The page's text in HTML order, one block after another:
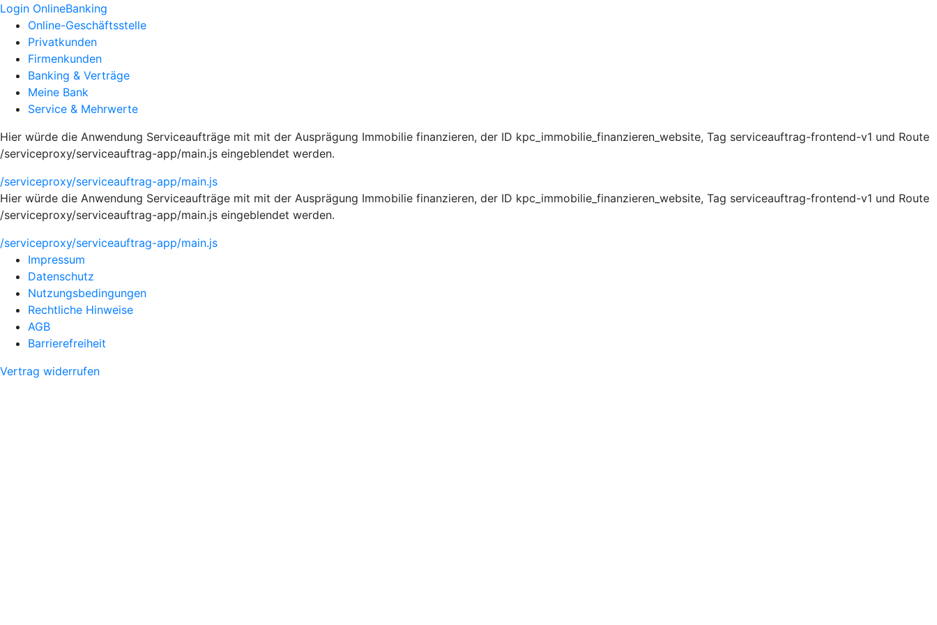
Login OnlineBanking
Online-Geschäftsstelle
Privatkunden
Firmenkunden
Banking & Verträge
Meine Bank
Service & Mehrwerte
Hier würde die Anwendung Serviceaufträge mit mit der Ausprägung Immobilie finanzieren, der ID kpc_immobilie_finanzieren_website, Tag serviceauftrag-frontend-v1 und Route
/serviceproxy/serviceauftrag-app/main.js eingeblendet werden.
/serviceproxy/serviceauftrag-app/main.js
Hier würde die Anwendung Serviceaufträge mit mit der Ausprägung Immobilie finanzieren, der ID kpc_immobilie_finanzieren_website, Tag serviceauftrag-frontend-v1 und Route
/serviceproxy/serviceauftrag-app/main.js eingeblendet werden.
/serviceproxy/serviceauftrag-app/main.js
Impressum
Datenschutz
Nutzungsbedingungen
Rechtliche Hinweise
AGB
Barrierefreiheit
Vertrag widerrufen